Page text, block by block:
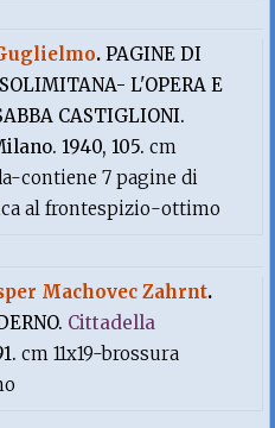
.PAGINE DI
L'OPERA E
CASTIGLIONI.
1940, 105.cm
contiene 7 pagine di
al frontespizio-ottimo
Machovec Zahrnt.
Cittadella
cm 11x19-brossura